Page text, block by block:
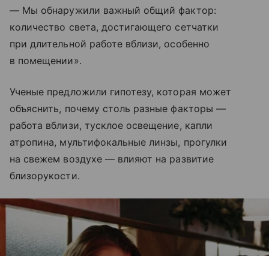
— Мы обнаружили важный общий фактор:
количество света, достигающего сетчатки
при длительной работе вблизи, особенно
в помещении».
Ученые предложили гипотезу, которая может
объяснить, почему столь разные факторы —
работа вблизи, тусклое освещение, капли
атропина, мультифокальные линзы, прогулки
на свежем воздухе — влияют на развитие
близорукости.